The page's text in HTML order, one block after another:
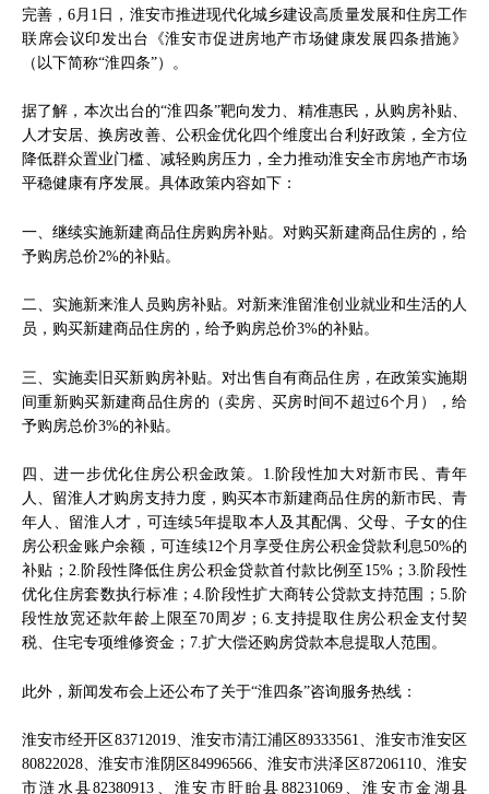
完善，6月1日，淮安市推进现代化城乡建设高质量发展和住房工作
联席会议印发出台《淮安市促进房地产市场健康发展四条措施》
（以下简称“淮四条”）。
据了解，本次出台的“淮四条”靶向发力、精准惠民，从购房补贴、
人才安居、换房改善、公积金优化四个维度出台利好政策，全方位
降低群众置业门槛、减轻购房压力，全力推动淮安全市房地产市场
平稳健康有序发展。具体政策内容如下：
一、继续实施新建商品住房购房补贴。对购买新建商品住房的，给
予购房总价2%的补贴。
二、实施新来淮人员购房补贴。对新来淮留淮创业就业和生活的人
员，购买新建商品住房的，给予购房总价3%的补贴。
三、实施卖旧买新购房补贴。对出售自有商品住房，在政策实施期
间重新购买新建商品住房的（卖房、买房时间不超过6个月），给
予购房总价3%的补贴。
四、进一步优化住房公积金政策。1.阶段性加大对新市民、青年
人、留淮人才购房支持力度，购买本市新建商品住房的新市民、青
年人、留淮人才，可连续5年提取本人及其配偶、父母、子女的住
房公积金账户余额，可连续12个月享受住房公积金贷款利息50%的
补贴；2.阶段性降低住房公积金贷款首付款比例至15%；3.阶段性
优化住房套数执行标准；4.阶段性扩大商转公贷款支持范围；5.阶
段性放宽还款年龄上限至70周岁；6.支持提取住房公积金支付契
税、住宅专项维修资金；7.扩大偿还购房贷款本息提取人范围。
此外，新闻发布会上还公布了关于“淮四条”咨询服务热线：
淮安市经开区83712019、淮安市清江浦区89333561、淮安市淮安区
80822028、淮安市淮阴区84996566、淮安市洪泽区87206110、淮安
市涟水县82380913、淮安市盱眙县88231069、淮安市金湖县